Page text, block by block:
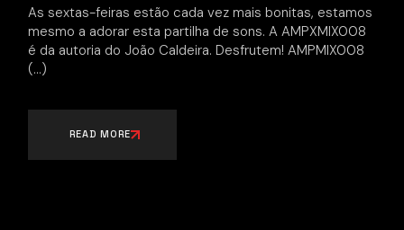
As sextas-feiras estão cada vez mais bonitas, estamos
mesmo a adorar esta partilha de sons. A AMPXMIX008
é da autoria do João Caldeira. Desfrutem! AMPMIX008
READ MORE